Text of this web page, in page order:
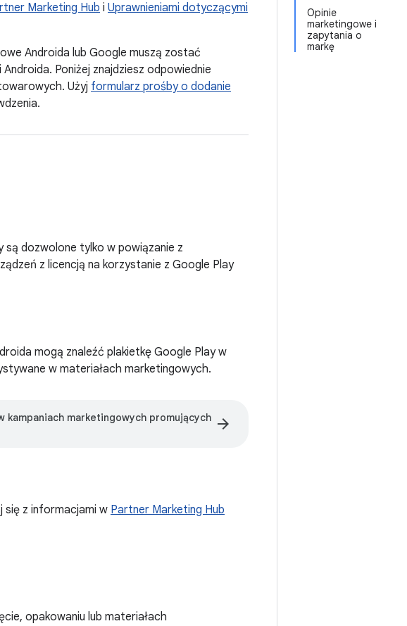
Opinie
marketingowe i
zapytania o
markę
Marketing Hub i Uprawnieniami dotyczącymi
Androida lub Google muszą zostać
Poniżej znajdziesz odpowiednie
Użyj formularz prośby o dodanie
są dozwolone tylko w powiązanie z
z licencją na korzystanie z Google Play
mogą znaleźć plakietkę Google Play w
w materiałach marketingowych.
kampaniach marketingowych promujących arrow_forward
się z informacjami w Partner Marketing Hub
opakowaniu lub materiałach